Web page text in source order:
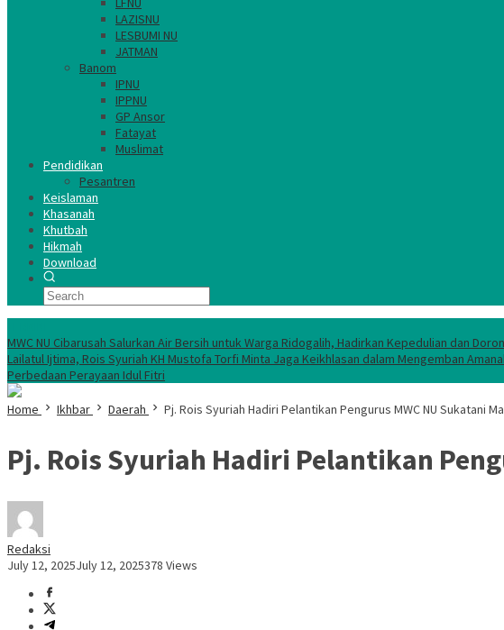
LAZISNU
LESBUMI NU
JATMAN
Banom
IPNU
IPPNU
GP Ansor
Fatayat
Muslimat
Pendidikan
Pesantren
Keislaman
Khasanah
Khutbah
Hikmah
Download
MWC NU Cibarusah Salurkan Air Bersih untuk Warga Ridogalih, Hadirkan Kepedulian dan
Lailatul Ijtima, Rois Syuriah KH Mustofa Torfi Minta Jaga Keikhlasan dalam Mengemban
Perbedaan Perayaan Idul Fitri
Home Ikhbar Daerah Pj. Rois Syuriah Hadiri Pelantikan Pengurus MWC NU Sukatani
Pj. Rois Syuriah Hadiri Pelantikan
Redaksi
July 12, 2025July 12, 2025378 Views